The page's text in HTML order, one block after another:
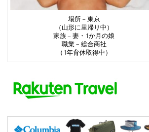
場所 – 東京
（山形に里帰り中）
家族 – 妻・1か月の娘
職業 – 総合商社
（1年育休取得中）